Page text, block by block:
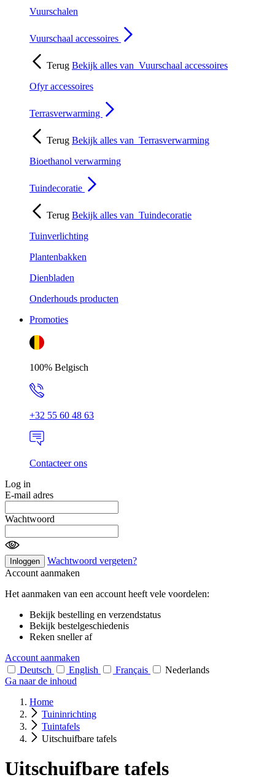
Vuurschalen
Vuurschaal accessoires
Terug Bekijk alles van Vuurschaal accessoires
Ofyr accessoires
Terrasverwarming
Terug Bekijk alles van Terrasverwarming
Bioethanol verwarming
Tuindecoratie
Terug Bekijk alles van Tuindecoratie
Tuinverlichting
Plantenbakken
Dienbladen
Onderhouds producten
Promoties
100% Belgisch
+32 55 60 48 63
Contacteer ons
Log in
E-mail adres
Wachtwoord
Inloggen
Wachtwoord vergeten?
Account aanmaken
Het aanmaken van een account heeft vele voordelen:
Bekijk bestelling en verzendstatus
Bekijk bestelgeschiedenis
Reken sneller af
Account aanmaken
Deutsch
English Français
Nederlands
Ga naar de inhoud
Home
Tuininrichting
Tuintafels
Uitschuifbare tafels
Uitschuifbare tafels